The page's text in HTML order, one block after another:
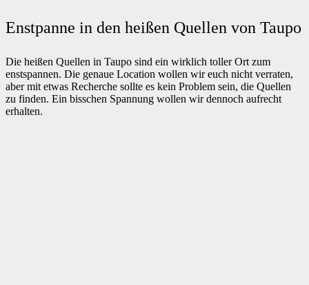
Enstpanne in den heißen Quellen von Taupo
Die heißen Quellen in Taupo sind ein wirklich toller Ort zum
enstspannen. Die genaue Location wollen wir euch nicht verraten,
aber mit etwas Recherche sollte es kein Problem sein, die Quellen
zu finden. Ein bisschen Spannung wollen wir dennoch aufrecht
erhalten.